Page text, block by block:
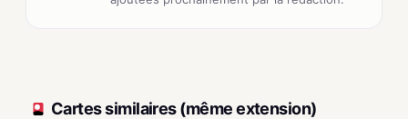
Cartes similaires (même extension)